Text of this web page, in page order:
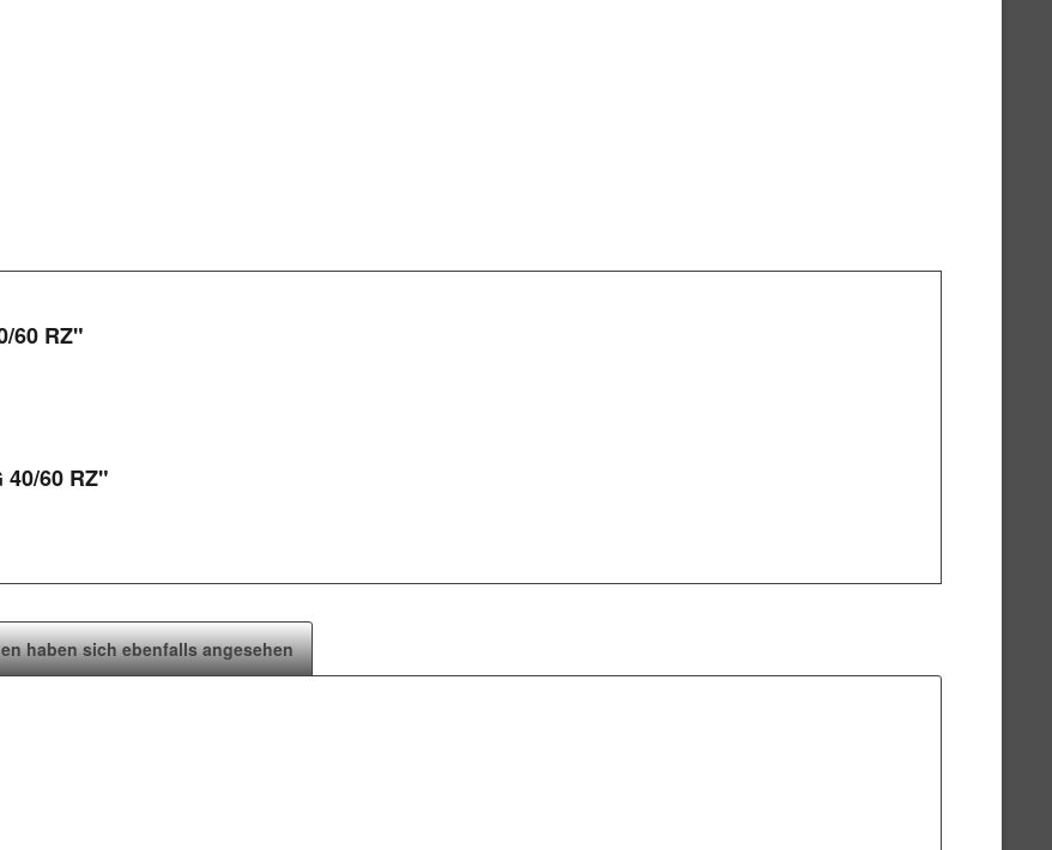
60 RZ"
60 RZ"
haben sich ebenfalls angesehen